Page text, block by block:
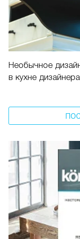
Необычное
в кухне